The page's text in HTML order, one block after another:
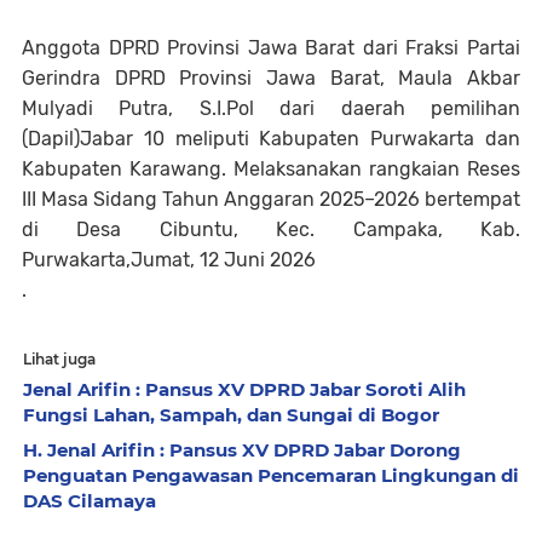
Anggota DPRD Provinsi Jawa Barat dari Fraksi Partai
Gerindra DPRD Provinsi Jawa Barat, Maula Akbar
Mulyadi Putra, S.I.Pol dari daerah pemilihan
(Dapil)Jabar 10 meliputi Kabupaten Purwakarta dan
Kabupaten Karawang. Melaksanakan rangkaian Reses
III Masa Sidang Tahun Anggaran 2025–2026 bertempat
di Desa Cibuntu, Kec. Campaka, Kab.
Purwakarta,Jumat, 12 Juni 2026
.
Lihat juga
Jenal Arifin : Pansus XV DPRD Jabar Soroti Alih
Fungsi Lahan, Sampah, dan Sungai di Bogor
H. Jenal Arifin : Pansus XV DPRD Jabar Dorong
Penguatan Pengawasan Pencemaran Lingkungan di
DAS Cilamaya